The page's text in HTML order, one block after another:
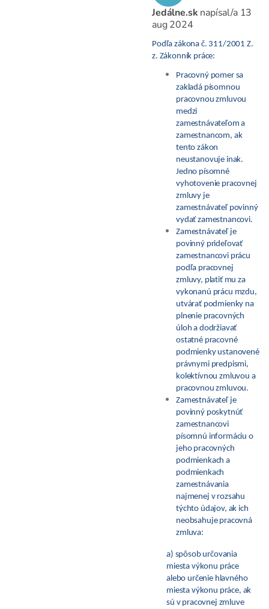
Jedálne.sk napísal/a 13
aug 2024
Podľa zákona č. 311/2001 Z.
z. Zákonník práce:
Pracovný pomer sa
zakladá písomnou
pracovnou zmluvou
medzi
zamestnávateľom a
zamestnancom, ak
tento zákon
neustanovuje inak.
Jedno písomné
vyhotovenie pracovnej
zmluvy je
zamestnávateľ povinný
vydať zamestnancovi.
Zamestnávateľ je
povinný prideľovať
zamestnancovi prácu
podľa pracovnej
zmluvy, platiť mu za
vykonanú prácu mzdu,
utvárať podmienky na
plnenie pracovných
úloh a dodržiavať
ostatné pracovné
podmienky ustanovené
právnymi predpismi,
kolektívnou zmluvou a
pracovnou zmluvou.
Zamestnávateľ je
povinný poskytnúť
zamestnancovi
písomnú informáciu o
jeho pracovných
podmienkach a
podmienkach
zamestnávania
najmenej v rozsahu
týchto údajov, ak ich
neobsahuje pracovná
zmluva:
a) spôsob určovania
miesta výkonu práce
alebo určenie hlavného
miesta výkonu práce, ak
sú v pracovnej zmluve